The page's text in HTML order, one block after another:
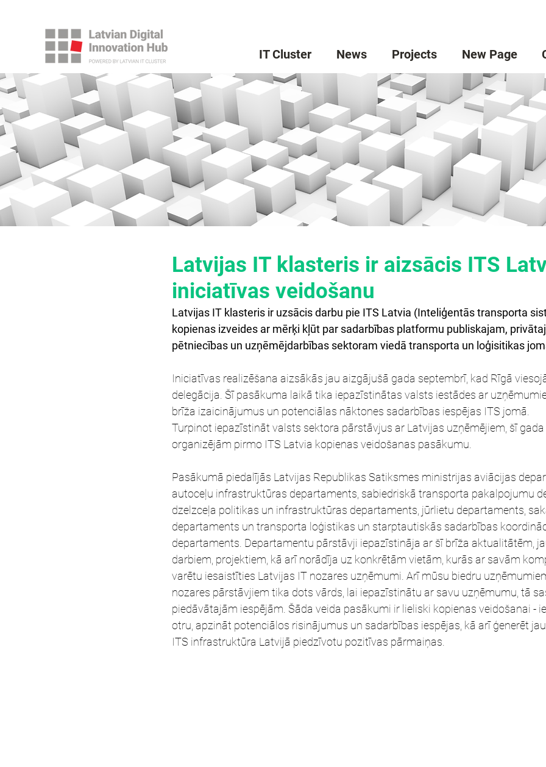
IT Cluster News Projects New Page
Latvijas IT klasteris ir aizsācis ITS
iniciatīvas veidošanu
Latvijas IT klasteris ir uzsācis darbu pie ITS Latvia (Inteliģentās transporta
kopienas izveides ar mērķi kļūt par sadarbības platformu publiskajam,
pētniecības un uzņēmējdarbības sektoram viedā transporta un loģisitikas
Iniciatīvas realizēšana aizsākās jau aizgājušā gada septembrī, kad Rīgā
delegācija. Šī pasākuma laikā tika iepazīstinātas valsts iestādes ar
brīža izaicinājumus un potenciālas nāktones sadarbības iespējas ITS jomā.
Turpinot iepazīstināt valsts sektora pārstāvjus ar Latvijas uzņēmējiem, šī gada
organizējām pirmo ITS Latvia kopienas veidošanas pasākumu.
Pasākumā piedalījās Latvijas Republikas Satiksmes ministrijas aviācijas
autoceļu infrastruktūras departaments, sabiedriskā transporta pakalpojumu
dzelzceļa politikas un infrastruktūras departaments, jūrlietu departaments,
departaments un transporta loģistikas un starptautiskās sadarbības
departaments. Departamentu pārstāvji iepazīstināja ar šī brīža aktualitātēm,
darbiem, projektiem, kā arī norādīja uz konkrētām vietām, kurās ar savām
varētu iesaistīties Latvijas IT nozares uzņēmumi. Arī mūsu biedru
nozares pārstāvjiem tika dots vārds, lai iepazīstinātu ar savu uzņēmumu, tā
piedāvātajām iespējām. Šāda veida pasākumi ir lieliski kopienas veidošanai -
otru, apzināt potenciālos risinājumus un sadarbības iespējas, kā arī ģenerēt
ITS infrastruktūra Latvijā piedzīvotu pozitīvas pārmaiņas.